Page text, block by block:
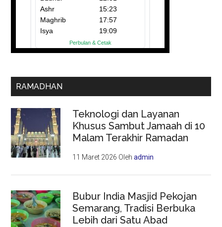
RAMADHAN
Teknologi dan Layanan
Khusus Sambut Jamaah di 10
Malam Terakhir Ramadan
11 Maret 2026 Olehadmin
Bubur India Masjid Pekojan
Semarang, Tradisi Berbuka
Lebih dari Satu Abad